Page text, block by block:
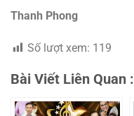
Thanh Phong
Số lượt xem: 119
Bài Viết Liên Quan :